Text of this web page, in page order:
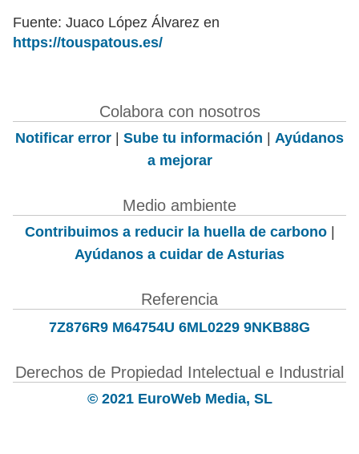
Fuente: Juaco López Álvarez en
https://touspatous.es/
Colabora con nosotros
Notificar error | Sube tu información | Ayúdanos
a mejorar
Medio ambiente
Contribuimos a reducir la huella de carbono|
Ayúdanos a cuidar de Asturias
Referencia
7Z876R9 M64754U 6ML0229 9NKB88G
Derechos de Propiedad Intelectual e Industrial
© 2021 EuroWeb Media, SL